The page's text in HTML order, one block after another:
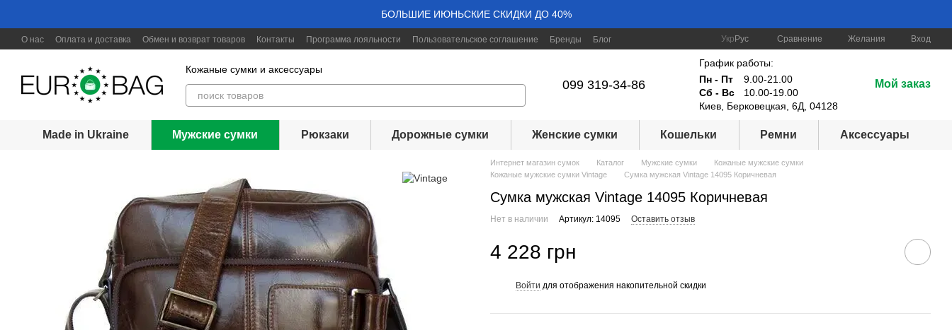
БОЛЬШИЕ ИЮНЬСКИЕ СКИДКИ ДО 40%
О нас Оплата и доставка Обмен и возврат товаров Контакты Программа лояльности Пользовательское соглашение Бренды
Блог
Укр Рус Сравнение Желания Вход
Кожаные сумки и аксессуары
099 319-34-86
График работы:
Пн - Пт
9.00-21.00
Сб - Вс
10.00-19.00
Киев, Берковецкая, 6Д, 04128
Мой заказ
Made in Ukraine Мужские сумки Рюкзаки Дорожные сумки Женские сумки Кошельки Ремни Аксессуары
Интернет магазин сумок Каталог Мужские сумки
Кожаные мужские сумки
Кожаные мужские сумки Vintage
Сумка мужская Vintage 14095 Коричневая
Сумка мужская Vintage 14095 Коричневая
Нет в наличии Артикул: 14095 Оставить отзыв
4 228 грн
Войти для отображения накопительной скидки